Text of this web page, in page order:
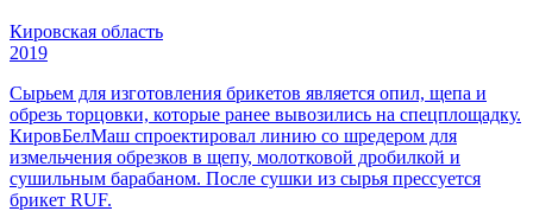
Кировская область
2019
Сырьем для изготовления брикетов является опил, щепа и
обрезь торцовки, которые ранее вывозились на спецплощадку.
КировБелМаш спроектировал линию со шредером для
измельчения обрезков в щепу, молотковой дробилкой и
сушильным барабаном. После сушки из сырья прессуется
брикет RUF.